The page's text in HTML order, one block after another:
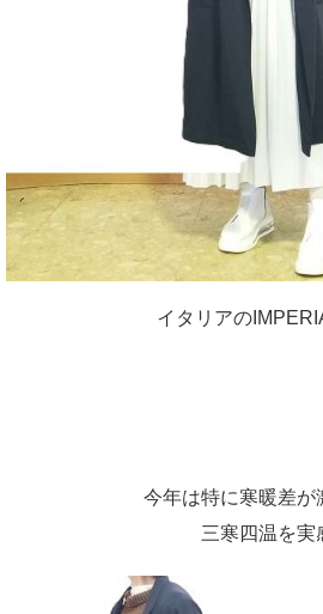
イタリアの
今年は特に寒暖差が
三寒四温を実